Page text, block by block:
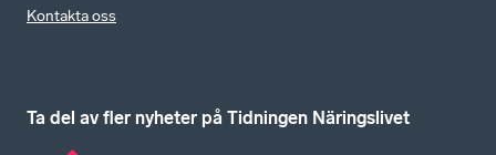
Kontakta oss
Ta del av fler nyheter på Tidningen Näringslivet